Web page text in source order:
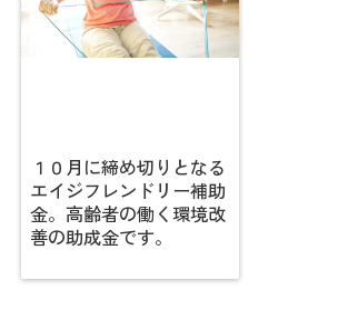
１０月に締め切りとなる
エイジフレンドリー補助
金。高齢者の働く環境改
善の助成金です。